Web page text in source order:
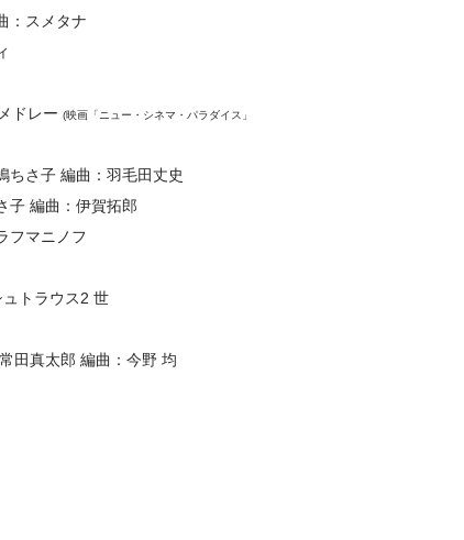
：スメタナ
ドレー(映画「ニュー・シネマ・パラダイス」
ちさ子 編曲：羽毛田丈史
子 編曲：伊賀拓郎
フマニノフ
トラウス2 世
田真太郎 編曲：今野 均